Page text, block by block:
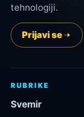
tehnologiji.
Prijavi se
RUBRIKE
Svemir